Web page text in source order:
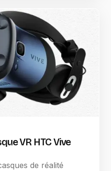
VR HTC Vive
de réalité